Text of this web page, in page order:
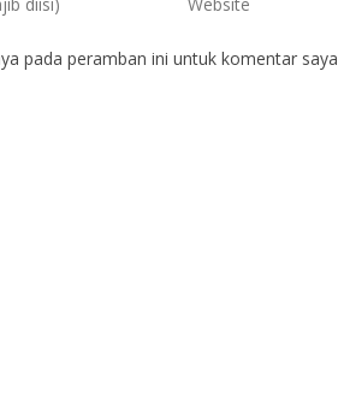
pada peramban ini untuk komentar saya